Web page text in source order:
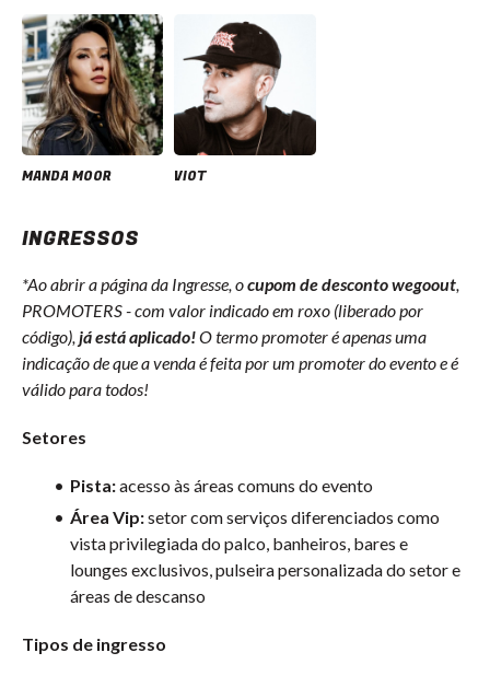
MANDA MOOR VIOT
INGRESSOS
*Ao abrir a página da Ingresse, ocupom de desconto wegoout,
PROMOTERS - com valor indicado em roxo (liberado por
código),já está aplicado!O termo promoter é apenas uma
indicação de que a venda é feita por um promoter do evento e é
válido para todos!
Setores
Pista:acesso às áreas comuns do evento
Área Vip:setor com serviços diferenciados como
vista privilegiada do palco, banheiros, bares e
lounges exclusivos, pulseira personalizada do setor e
áreas de descanso
Tipos de ingresso